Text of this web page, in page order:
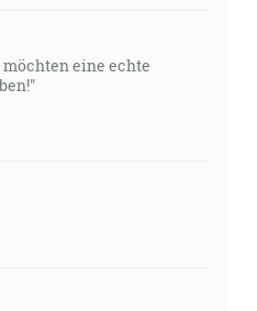
möchten eine echte